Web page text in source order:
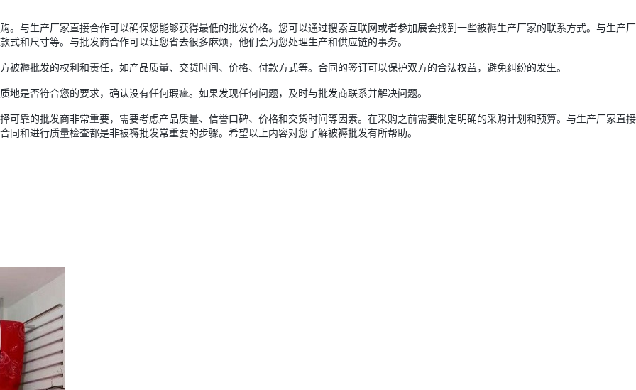
与生产厂家直接合作可以确保您能够获得最低的批发价格。您可以通过搜索互联网或者参加展会找到一些被褥生产厂家的联系方式。与生产厂
和尺寸等。与批发商合作可以让您省去很多麻烦，他们会为您处理生产和供应链的事务。
褥批发的权利和责任，如产品质量、交货时间、价格、付款方式等。合同的签订可以保护双方的合法权益，避免纠纷的发生。
是否符合您的要求，确认没有任何瑕疵。如果发现任何问题，及时与批发商联系并解决问题。
可靠的批发商非常重要，需要考虑产品质量、信誉口碑、价格和交货时间等因素。在采购之前需要制定明确的采购计划和预算。与生产厂家直接
和进行质量检查都是非被褥批发常重要的步骤。希望以上内容对您了解被褥批发有所帮助。